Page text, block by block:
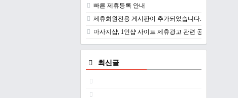
빠른 제휴등록 안내
제휴회원전용 게시판이 추가되었습니다.
마사지샵, 1인샵 사이트 제휴광고 관련 공지
최신글